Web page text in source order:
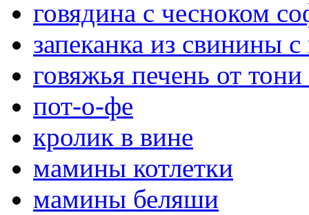
говядина с чесноком
запеканка из свинины
говяжья печень от тони
пот-о-фе
кролик в вине
мамины котлетки
мамины беляши